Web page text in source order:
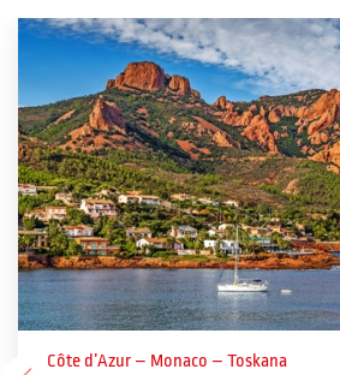
Tepidarium, Ruheraum), der Tempel
(vier authentische Steinbäder aus
moderne Bäder) und das
Côte d’Azur – Monaco – Toskana